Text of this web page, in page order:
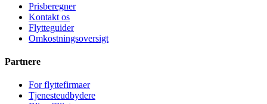
Prisberegner
Kontakt os
Flytteguider
Omkostningsoversigt
Partnere
For flyttefirmaer
Tjenesteudbydere